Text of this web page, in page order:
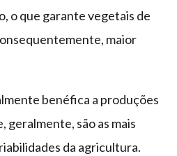
o que garante vegetais de
maior
benéfica a produções
geralmente, são as mais
da agricultura.